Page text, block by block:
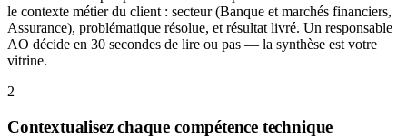
le contexte métier du client : secteur (Banque et marchés financiers,
Assurance), problématique résolue, et résultat livré. Un responsable
AO décide en 30 secondes de lire ou pas — la synthèse est votre
vitrine.
2
Contextualisez chaque compétence technique